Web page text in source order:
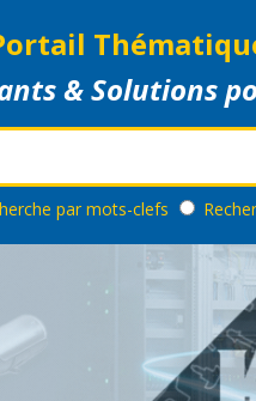
& Solutions
par mots-clefs